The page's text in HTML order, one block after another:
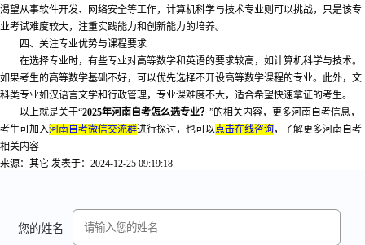
渴望从事软件开发、网络安全等工作，计算机科学与技术专业则可以挑战，只是该专
业考试难度较大，注重实践能力和创新能力的培养。
四、关注专业优势与课程要求
在选择专业时，有些专业对高等数学和英语的要求较高，如计算机科学与技术。
如果考生的高等数学基础不好，可以优先选择不开设高等数学课程的专业。此外，文
科类专业如汉语言文学和行政管理，专业课难度不大，适合希望快速拿证的考生。
以上就是关于“2025年河南自考怎么选专业？ ”的相关内容，更多河南自考信息，
考生可加入河南自考微信交流群进行探讨，也可以点击在线咨询，了解更多河南自考
相关内容
来源：其它 发表于：2024-12-25 09:19:18
您的姓名